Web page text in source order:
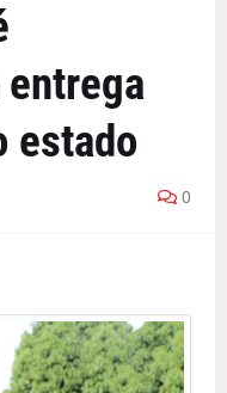
estado
0